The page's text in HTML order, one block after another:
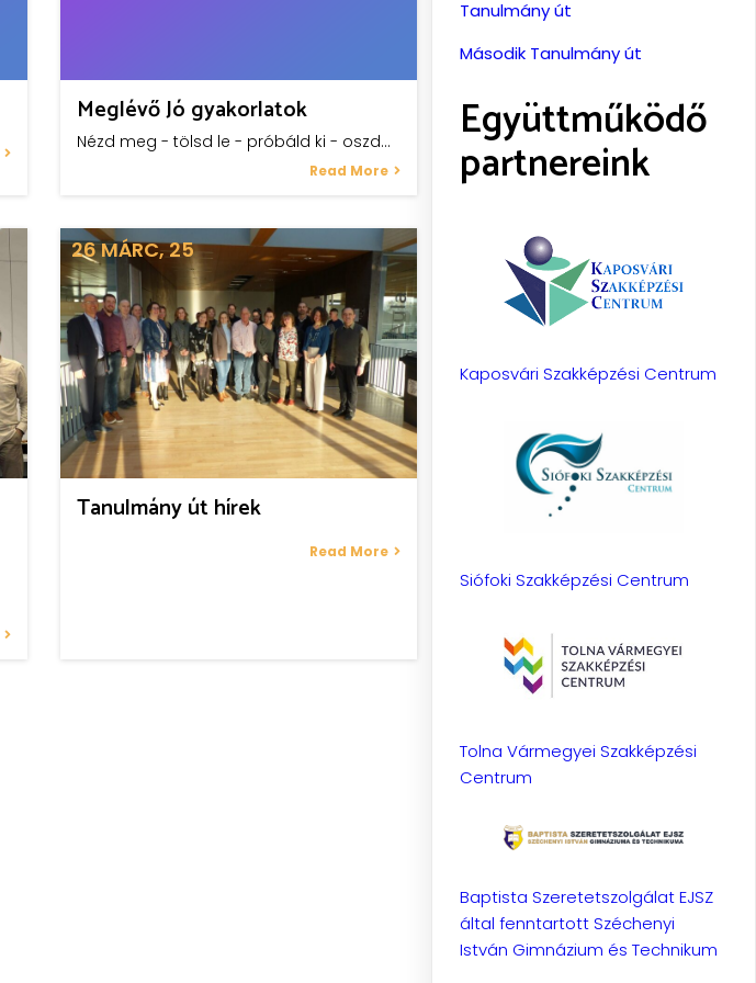
Meglévő Jó gyakorlatok
Nézd meg - tölsd le - próbáld ki - oszd…
Read More
Tanulmány út hírek
26MÁRC, 25
Read More
Tanulmány út
Második Tanulmány út
Együttműködő
partnereink
Kaposvári Szakképzési Centrum
Siófoki Szakképzési Centrum
Tolna Vármegyei Szakképzési
Centrum
Baptista Szeretetszolgálat EJSZ
által fenntartott Széchenyi
István Gimnázium és Technikum